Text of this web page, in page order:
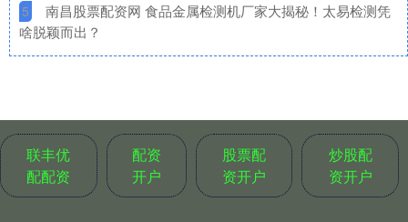
5
​南昌股票配资网 食品金属检测机厂家大揭秘！太易检测凭
啥脱颖而出？
联丰优
配配资
配资
开户
股票配
资开户
炒股配
资开户